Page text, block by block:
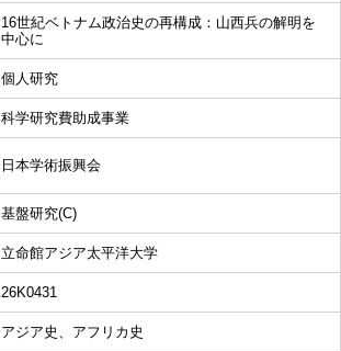
16世紀ベトナム政治史の再構成：山西兵の解明を
中心に
個人研究
科学研究費助成事業
日本学術振興会
基盤研究(C)
立命館アジア太平洋大学
26K0431
アジア史、アフリカ史